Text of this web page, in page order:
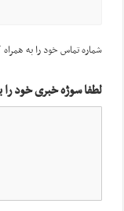
شماره تماس خود را به
لطفا سوژه خبری خود را